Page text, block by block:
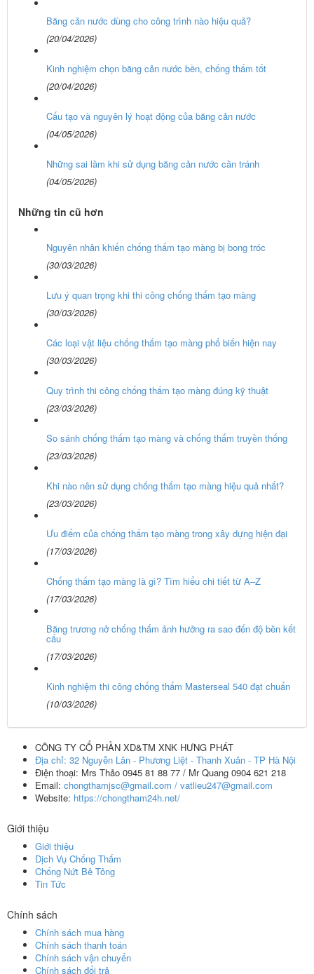
Băng cản nước dùng cho công trình nào hiệu quả?
(20/04/2026)
Kinh nghiệm chọn băng cản nước bền, chống thấm tốt
(20/04/2026)
Cấu tạo và nguyên lý hoạt động của băng cản nước
(04/05/2026)
Những sai lầm khi sử dụng băng cản nước cần tránh
(04/05/2026)
Những tin cũ hơn
Nguyên nhân khiến chống thấm tạo màng bị bong tróc
(30/03/2026)
Lưu ý quan trọng khi thi công chống thấm tạo màng
(30/03/2026)
Các loại vật liệu chống thấm tạo màng phổ biến hiện nay
(30/03/2026)
Quy trình thi công chống thấm tạo màng đúng kỹ thuật
(23/03/2026)
So sánh chống thấm tạo màng và chống thấm truyền thống
(23/03/2026)
Khi nào nên sử dụng chống thấm tạo màng hiệu quả nhất?
(23/03/2026)
Ưu điểm của chống thấm tạo màng trong xây dựng hiện đại
(17/03/2026)
Chống thấm tạo màng là gì? Tìm hiểu chi tiết từ A–Z
(17/03/2026)
Băng trương nở chống thấm ảnh hưởng ra sao đến độ bền kết
cấu
(17/03/2026)
Kinh nghiệm thi công chống thấm Masterseal 540 đạt chuẩn
(10/03/2026)
CÔNG TY CỔ PHẦN XD&TM XNK HƯNG PHÁT
Địa chỉ: 32 Nguyễn Lân - Phương Liệt - Thanh Xuân - TP Hà Nội
Điện thoại: Mrs Thảo 0945 81 88 77 / Mr Quang 0904 621 218
Email: chongthamjsc@gmail.com / vatlieu247@gmail.com
Website: https://chongtham24h.net/
Giới thiệu
Giới thiệu
Dịch Vụ Chống Thấm
Chống Nứt Bê Tông
Tin Tức
Chính sách
Chính sách mua hàng
Chính sách thanh toán
Chính sách vận chuyển
Chính sách đổi trả